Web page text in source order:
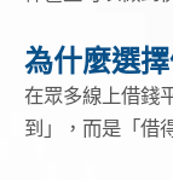
為什麼選
在眾多線上借錢
到」，而是「借